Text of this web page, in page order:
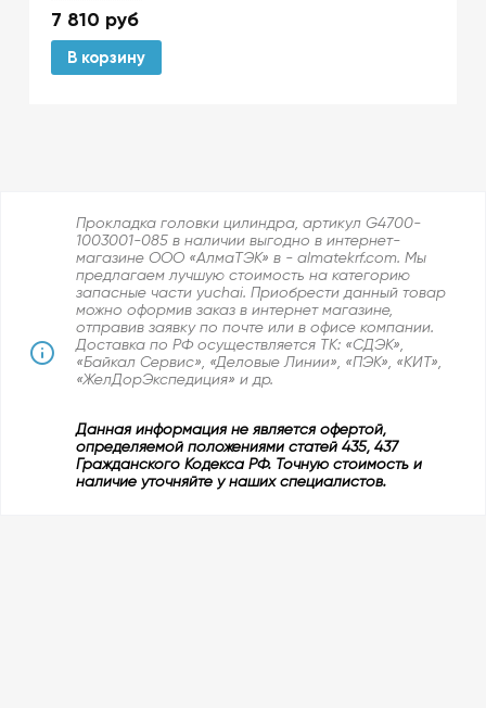
7 810 руб
В корзину
Прокладка головки цилиндра, артикул G4700-
1003001-085 в наличии выгодно в интернет-
магазине ООО «АлмаТЭК» в - almatekrf.com. Мы
предлагаем лучшую стоимость на категорию
запасные части yuchai. Приобрести данный товар
можно оформив заказ в интернет магазине,
отправив заявку по почте или в офисе компании.
Доставка по РФ осуществляется ТК: «СДЭК»,
«Байкал Сервис», «Деловые Линии», «ПЭК», «КИТ»,
«ЖелДорЭкспедиция» и др.